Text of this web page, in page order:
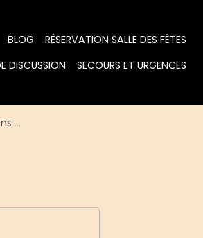
BLOG
RÉSERVATION SALLE DES FÊTES
DISCUSSION
SECOURS ET URGENCES
...